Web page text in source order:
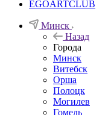
EGOARTCLUB
Минск
Назад
Города
Минск
Витебск
Орша
Полоцк
Могилев
Гомель